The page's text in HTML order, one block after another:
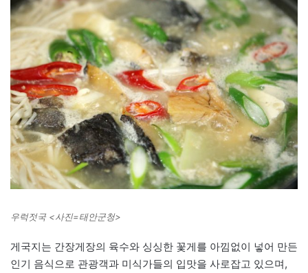
우럭젓국 <사진=태안군청>
게국지는 간장게장의 육수와 싱싱한 꽃게를 아낌없이 넣어 만든
인기 음식으로 관광객과 미식가들의 입맛을 사로잡고 있으며,